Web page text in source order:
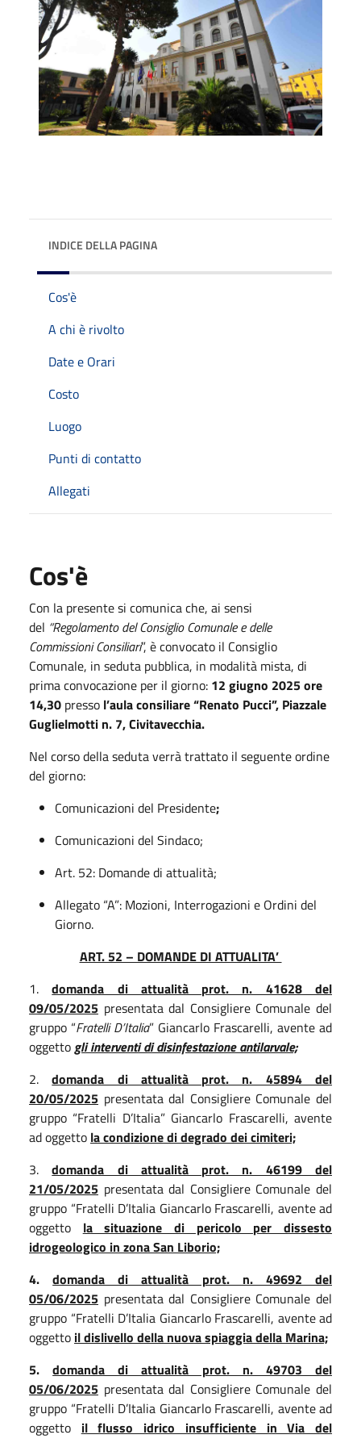
INDICE DELLA PAGINA
Cos'è
A chi è rivolto
Date e Orari
Costo
Luogo
Punti di contatto
Allegati
Cos'è
Con la presente si comunica che, ai sensi
del “Regolamento del Consiglio Comunale e delle
Commissioni Consiliari”, è convocato il Consiglio
Comunale, in seduta pubblica, in modalità mista, di
prima convocazione per il giorno: 12 giugno 2025 ore
14,30 presso l’aula consiliare “Renato Pucci”, Piazzale
Guglielmotti n. 7, Civitavecchia.
Nel corso della seduta verrà trattato il seguente ordine
del giorno:
Comunicazioni del Presidente;
Comunicazioni del Sindaco;
Art. 52: Domande di attualità;
Allegato “A”: Mozioni, Interrogazioni e Ordini del
Giorno.
ART. 52 – DOMANDE DI ATTUALITA’
1.domanda di attualità prot. n. 41628 del
09/05/2025 presentata dal Consigliere Comunale del
gruppo “Fratelli D’Italia” Giancarlo Frascarelli, avente ad
oggetto gli interventi di disinfestazione antilarvale;
2.domanda di attualità prot. n. 45894 del
20/05/2025 presentata dal Consigliere Comunale del
gruppo “Fratelli D’Italia” Giancarlo Frascarelli, avente
ad oggetto la condizione di degrado dei cimiteri;
3.domanda di attualità prot. n. 46199 del
21/05/2025 presentata dal Consigliere Comunale del
gruppo “Fratelli D’Italia Giancarlo Frascarelli, avente ad
oggetto
la situazione di pericolo per dissesto
idrogeologico in zona San Liborio;
4.
domanda di attualità prot. n. 49692 del
05/06/2025 presentata dal Consigliere Comunale del
gruppo “Fratelli D’Italia Giancarlo Frascarelli, avente ad
oggetto il dislivello della nuova spiaggia della Marina;
5.
domanda di attualità prot. n. 49703 del
05/06/2025 presentata dal Consigliere Comunale del
gruppo “Fratelli D’Italia Giancarlo Frascarelli, avente ad
oggetto il flusso idrico insufficiente in Via del